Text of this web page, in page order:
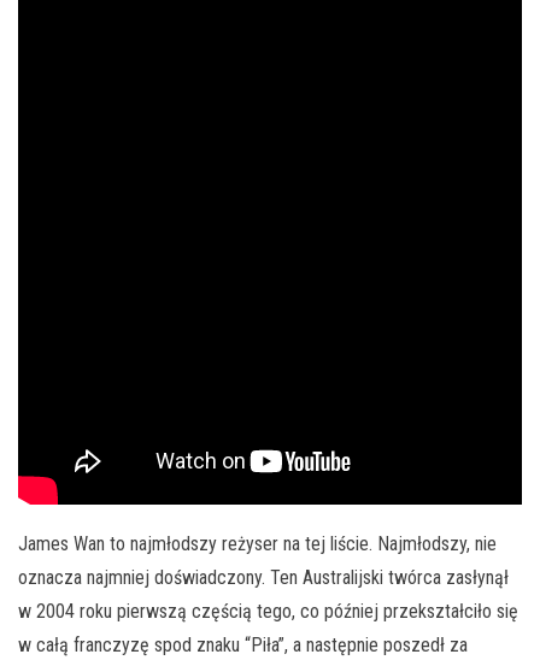
James Wan to najmłodszy reżyser na tej liście. Najmłodszy, nie
oznacza najmniej doświadczony. Ten Australijski twórca zasłynął
w 2004 roku pierwszą częścią tego, co później przekształciło się
w całą franczyzę spod znaku “Piła”, a następnie poszedł za